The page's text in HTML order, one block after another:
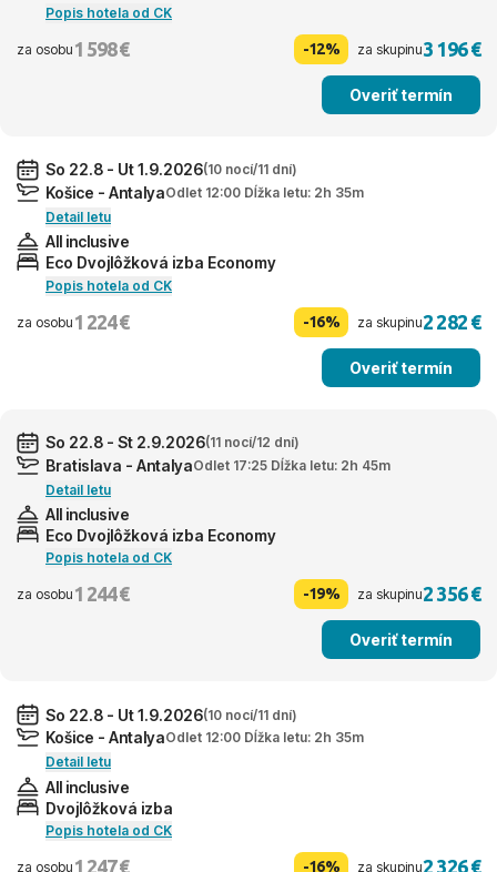
Popis hotela od CK
za osobu 1 598 € -12% za skupinu3 196 €
Overiť termín
So 22.8 - Ut 1.9.2026(10 nocí/11 dní)
Košice - AntalyaOdlet 12:00 Dĺžka letu: 2h 35m
Detail letu
All inclusive
Eco Dvojlôžková izba Economy
Popis hotela od CK
za osobu 1 224 € -16% za skupinu2 282 €
Overiť termín
So 22.8 - St 2.9.2026(11 nocí/12 dní)
Bratislava - AntalyaOdlet 17:25 Dĺžka letu: 2h 45m
Detail letu
All inclusive
Eco Dvojlôžková izba Economy
Popis hotela od CK
za osobu 1 244 € -19% za skupinu2 356 €
Overiť termín
So 22.8 - Ut 1.9.2026(10 nocí/11 dní)
Košice - AntalyaOdlet 12:00 Dĺžka letu: 2h 35m
Detail letu
All inclusive
Dvojlôžková izba
Popis hotela od CK
za osobu 1 247 € -16% za skupinu2 326 €